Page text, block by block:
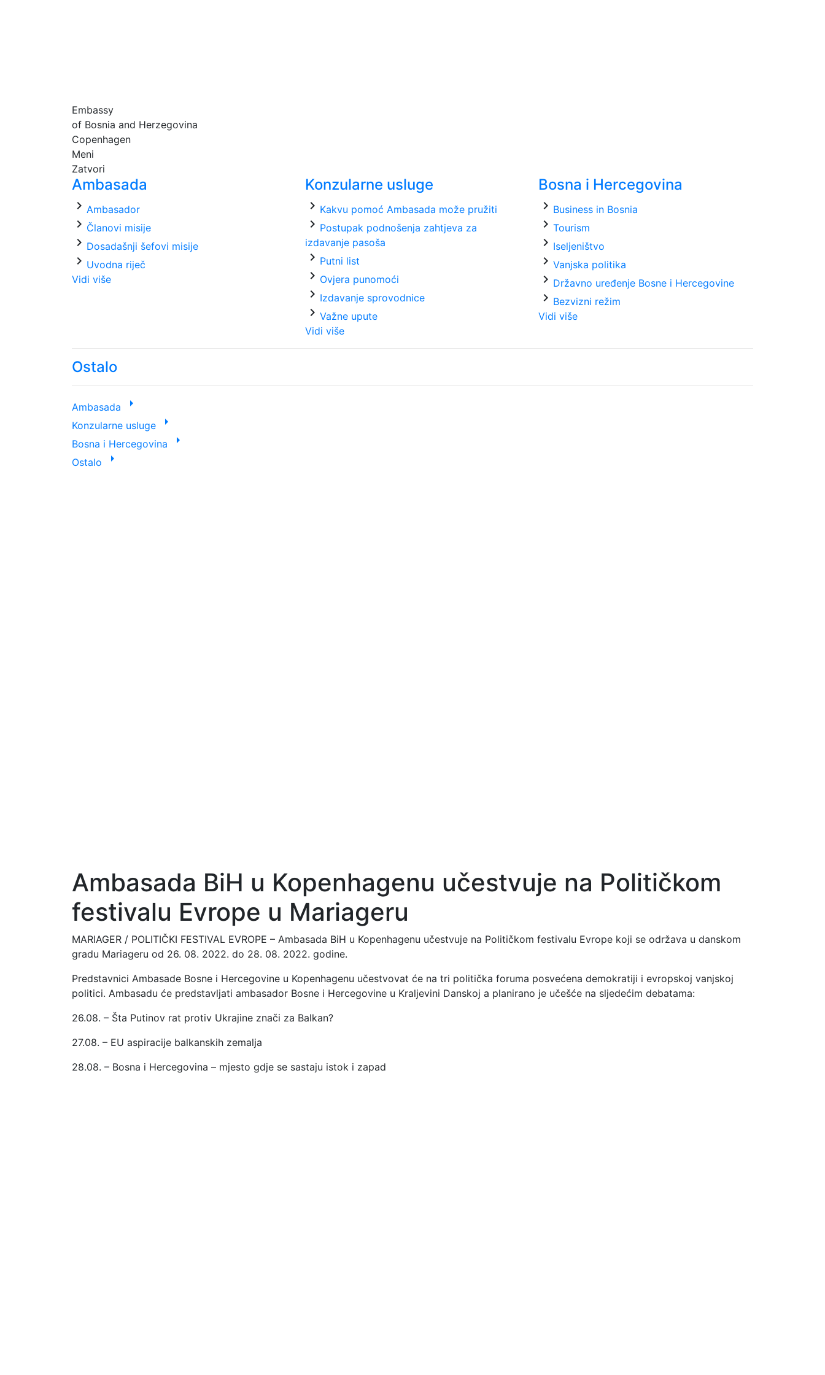
Embassy
of Bosnia and Herzegovina
Copenhagen
Meni
Zatvori
Ambasada
chevron_right Ambasador
chevron_right Članovi misije
chevron_right Dosadašnji šefovi misije
chevron_right Uvodna riječ
Vidi više
Konzularne usluge
chevron_right Kakvu pomoć Ambasada može pružiti
chevron_right Postupak podnošenja zahtjeva za
izdavanje pasoša
chevron_right Putni list
chevron_right Ovjera punomoći
chevron_right Izdavanje sprovodnice
chevron_right Važne upute
Vidi više
Bosna i Hercegovina
chevron_right Business in Bosnia
chevron_right Tourism
chevron_right Iseljeništvo
chevron_right Vanjska politika
chevron_right Državno uređenje Bosne i Hercegovine
chevron_right Bezvizni režim
Vidi više
Ostalo
Ambasada arrow_right
Konzularne usluge arrow_right
Bosna i Hercegovina arrow_right
Ostalo arrow_right
Ambasada BiH u Kopenhagenu učestvuje na Političkom
festivalu Evrope u Mariageru
MARIAGER / POLITIČKI FESTIVAL EVROPE – Ambasada BiH u Kopenhagenu učestvuje na Političkom festivalu Evrope koji se održava u danskom
gradu Mariageru od 26. 08. 2022. do 28. 08. 2022. godine.
Predstavnici Ambasade Bosne i Hercegovine u Kopenhagenu učestvovat će na tri politička foruma posvećena demokratiji i evropskoj vanjskoj
politici. Ambasadu će predstavljati ambasador Bosne i Hercegovine u Kraljevini Danskoj a planirano je učešće na sljedećim debatama:
26.08. – Šta Putinov rat protiv Ukrajine znači za Balkan?
27.08. – EU aspiracije balkanskih zemalja
28.08. – Bosna i Hercegovina – mjesto gdje se sastaju istok i zapad